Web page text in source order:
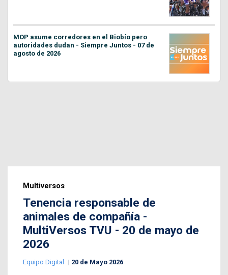
MOP asume corredores en el Biobío pero
autoridades dudan - Siempre Juntos - 07 de
agosto de 2026
Multiversos
Tenencia responsable de
animales de compañía -
MultiVersos TVU - 20 de mayo de
2026
Equipo Digital 20 de Mayo 2026